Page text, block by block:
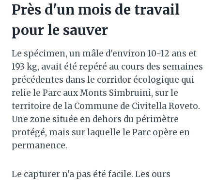
Près d'un mois de travail
pour le sauver
Le spécimen, un mâle d'environ 10-12 ans et
193 kg, avait été repéré au cours des semaines
précédentes dans le corridor écologique qui
relie le Parc aux Monts Simbruini, sur le
territoire de la Commune de Civitella Roveto.
Une zone située en dehors du périmètre
protégé, mais sur laquelle le Parc opère en
permanence.
Le capturer n'a pas été facile. Les ours